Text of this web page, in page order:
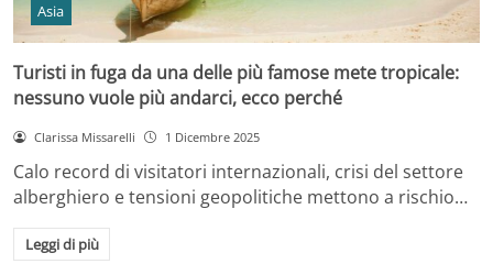
Asia
Turisti in fuga da una delle più famose mete tropicale:
nessuno vuole più andarci, ecco perché
Clarissa Missarelli 1 Dicembre 2025
Calo record di visitatori internazionali, crisi del settore
alberghiero e tensioni geopolitiche mettono a rischio…
Leggi di più